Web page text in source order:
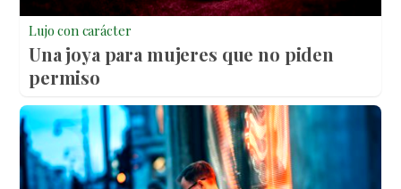
Lujo con carácter
Una joya para mujeres que no piden
permiso